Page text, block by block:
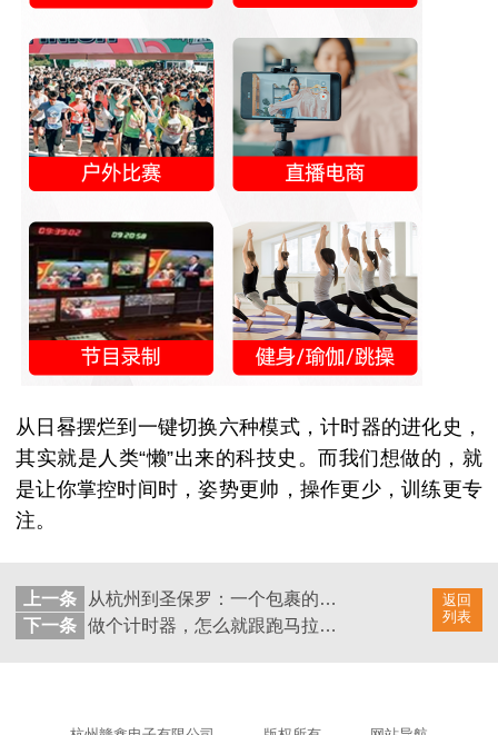
从日晷摆烂到一键切换六种模式，计时器的进化史，
其实就是人类“懒”出来的科技史。而我们想做的，就
是让你掌控时间时，姿势更帅，操作更少，训练更专
注。
返回
列表
上一条
从杭州到圣保罗：一个包裹的环球之旅
下一条
做个计时器，怎么就跟跑马拉松的机器人共情了？